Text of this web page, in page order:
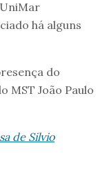
há alguns
do
MST João Paulo
de Silvio